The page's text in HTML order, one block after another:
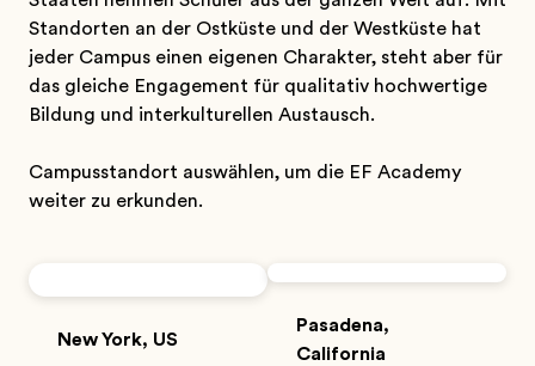
Standorten an der Ostküste und der Westküste hat
jeder Campus einen eigenen Charakter, steht aber für
das gleiche Engagement für qualitativ hochwertige
Bildung und interkulturellen Austausch.
Campusstandort auswählen, um die EF Academy
weiter zu erkunden.
New York, US
Pasadena,
California